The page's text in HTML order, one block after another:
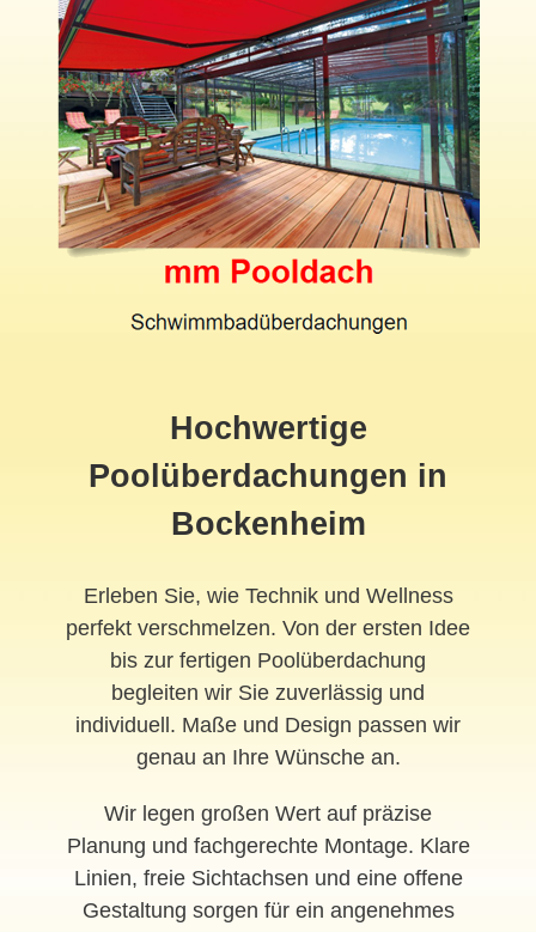
Hochwertige
Poolüberdachungen in
Bockenheim
Erleben Sie, wie Technik und Wellness
perfekt verschmelzen. Von der ersten Idee
bis zur fertigen Poolüberdachung
begleiten wir Sie zuverlässig und
individuell. Maße und Design passen wir
genau an Ihre Wünsche an.
Wir legen großen Wert auf präzise
Planung und fachgerechte Montage. Klare
Linien, freie Sichtachsen und eine offene
Gestaltung sorgen für ein angenehmes